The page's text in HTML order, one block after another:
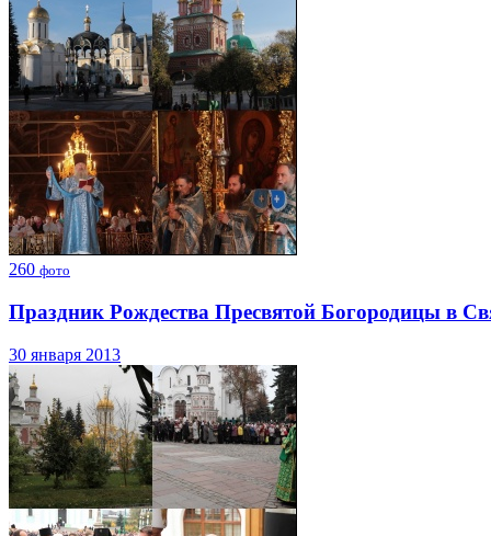
260 фото
Праздник Рождества Пресвятой Богородицы в
30 января 2013